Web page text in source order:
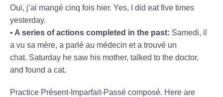
Oui, j’ai mangé cinq fois hier. Yes, I did eat five times
yesterday.
• A series of actions completed in the past: Samedi, il
a vu sa mère, a parlé au médecin et a trouvé un
chat. Saturday he saw his mother, talked to the doctor,
and found a cat.
Practice Présent-Imparfait-Passé composé. Here are